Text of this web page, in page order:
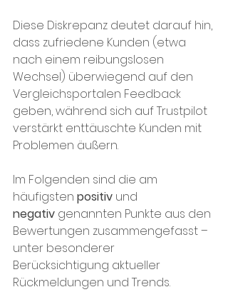
Diese Diskrepanz deutet darauf hin,
dass zufriedene Kunden (etwa
nach einem reibungslosen
Wechsel) überwiegend auf den
Vergleichsportalen Feedback
geben, während sich auf Trustpilot
verstärkt enttäuschte Kunden mit
Problemen äußern.
Im Folgenden sind die am
häufigsten positiv und
negativ genannten Punkte aus den
Bewertungen zusammengefasst –
unter besonderer
Berücksichtigung aktueller
Rückmeldungen und Trends.